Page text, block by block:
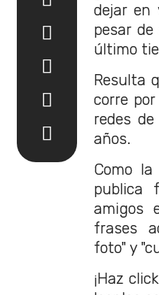
dejar en
pesar
último
Resulta
corre
redes
años.
Como
publica
amigos
frases
foto" y
¡Haz